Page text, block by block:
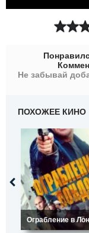
Не забывай
ПОХОЖЕЕ КИНО
Ограбление в